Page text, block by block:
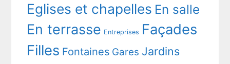
Eglises et chapelles En salle
En terrasse Entreprises Façades
Filles Fontaines Gares Jardins